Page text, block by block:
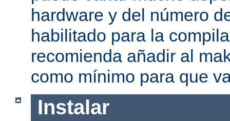
hardware y del número
habilitado para la
recomienda añadir al
como mínimo para que
Instalar